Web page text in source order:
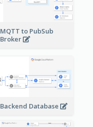
MQTT to PubSub
Broker
Backend Database